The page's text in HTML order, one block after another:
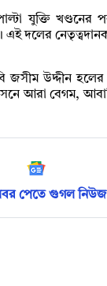
যুক্তি খণ্ডনের
দলের
জসীম উদ্দীন
আরা বেগম,
পেতে গুগল